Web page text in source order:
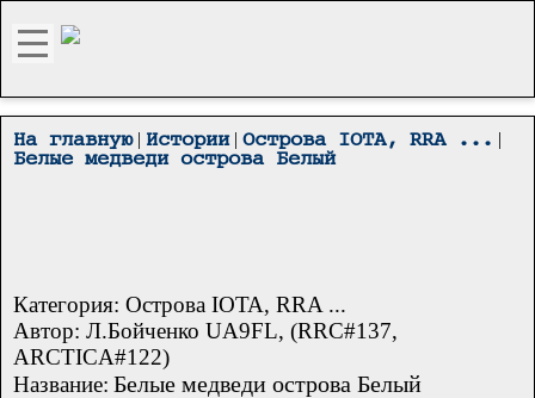
На главную| Истории| Острова IOTA, RRA ... |
Белые медведи острова Белый
Категория: Острова IOTA, RRA ...
Автор: Л.Бойченко UA9FL, (RRC#137,
ARCTICA#122)
Название: Белые медведи острова Белый